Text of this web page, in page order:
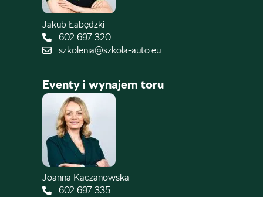
Jakub Łabędzki
602 697 320
szkolenia@szkola-auto.eu
Eventy i wynajem toru
Joanna Kaczanowska
602 697 335